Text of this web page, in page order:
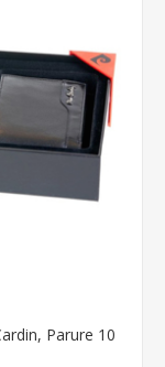
Parure 10